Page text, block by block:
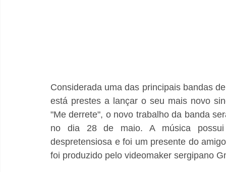
Considerada uma das principais bandas
está prestes a lançar o seu mais novo
"Me derrete", o novo trabalho da banda
no dia 28 de maio. A música
despretensiosa e foi um presente do
foi produzido pelo videomaker sergipano